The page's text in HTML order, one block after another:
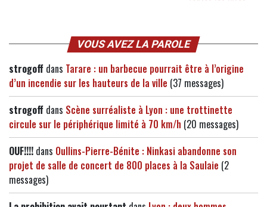
VOUS AVEZ LA PAROLE
strogoff dans Tarare : un barbecue pourrait être à l’origine
d’un incendie sur les hauteurs de la ville (37 messages)
strogoff dans Scène surréaliste à Lyon : une trottinette
circule sur le périphérique limité à 70 km/h (20 messages)
OUF!!!! dans Oullins-Pierre-Bénite : Ninkasi abandonne son
projet de salle de concert de 800 places à la Saulaie (2
messages)